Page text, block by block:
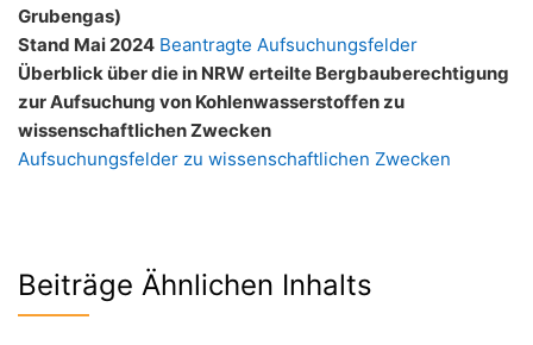
Grubengas)
Stand Mai 2024 Beantragte Aufsuchungsfelder
Überblick über die in NRW erteilte Bergbauberechtigung
zur Aufsuchung von Kohlenwasserstoffen zu
wissenschaftlichen Zwecken
Aufsuchungsfelder zu wissenschaftlichen Zwecken
Beiträge Ähnlichen Inhalts